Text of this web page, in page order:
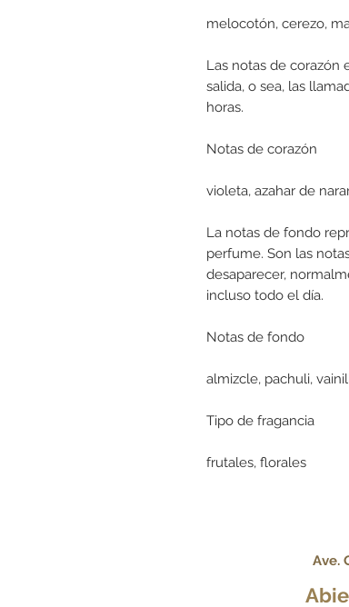
melocotón, cerezo,
Las notas de corazón
salida, o sea, las
horas.
Notas de corazón
violeta, azahar de
La notas de fondo
perfume. Son las
desaparecer,
incluso todo el día.
Notas de fondo
almizcle, pachuli,
Tipo de fragancia
frutales, florales
Ave.